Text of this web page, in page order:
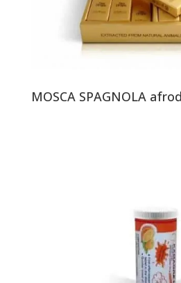
MOSCA SPAGNOLA